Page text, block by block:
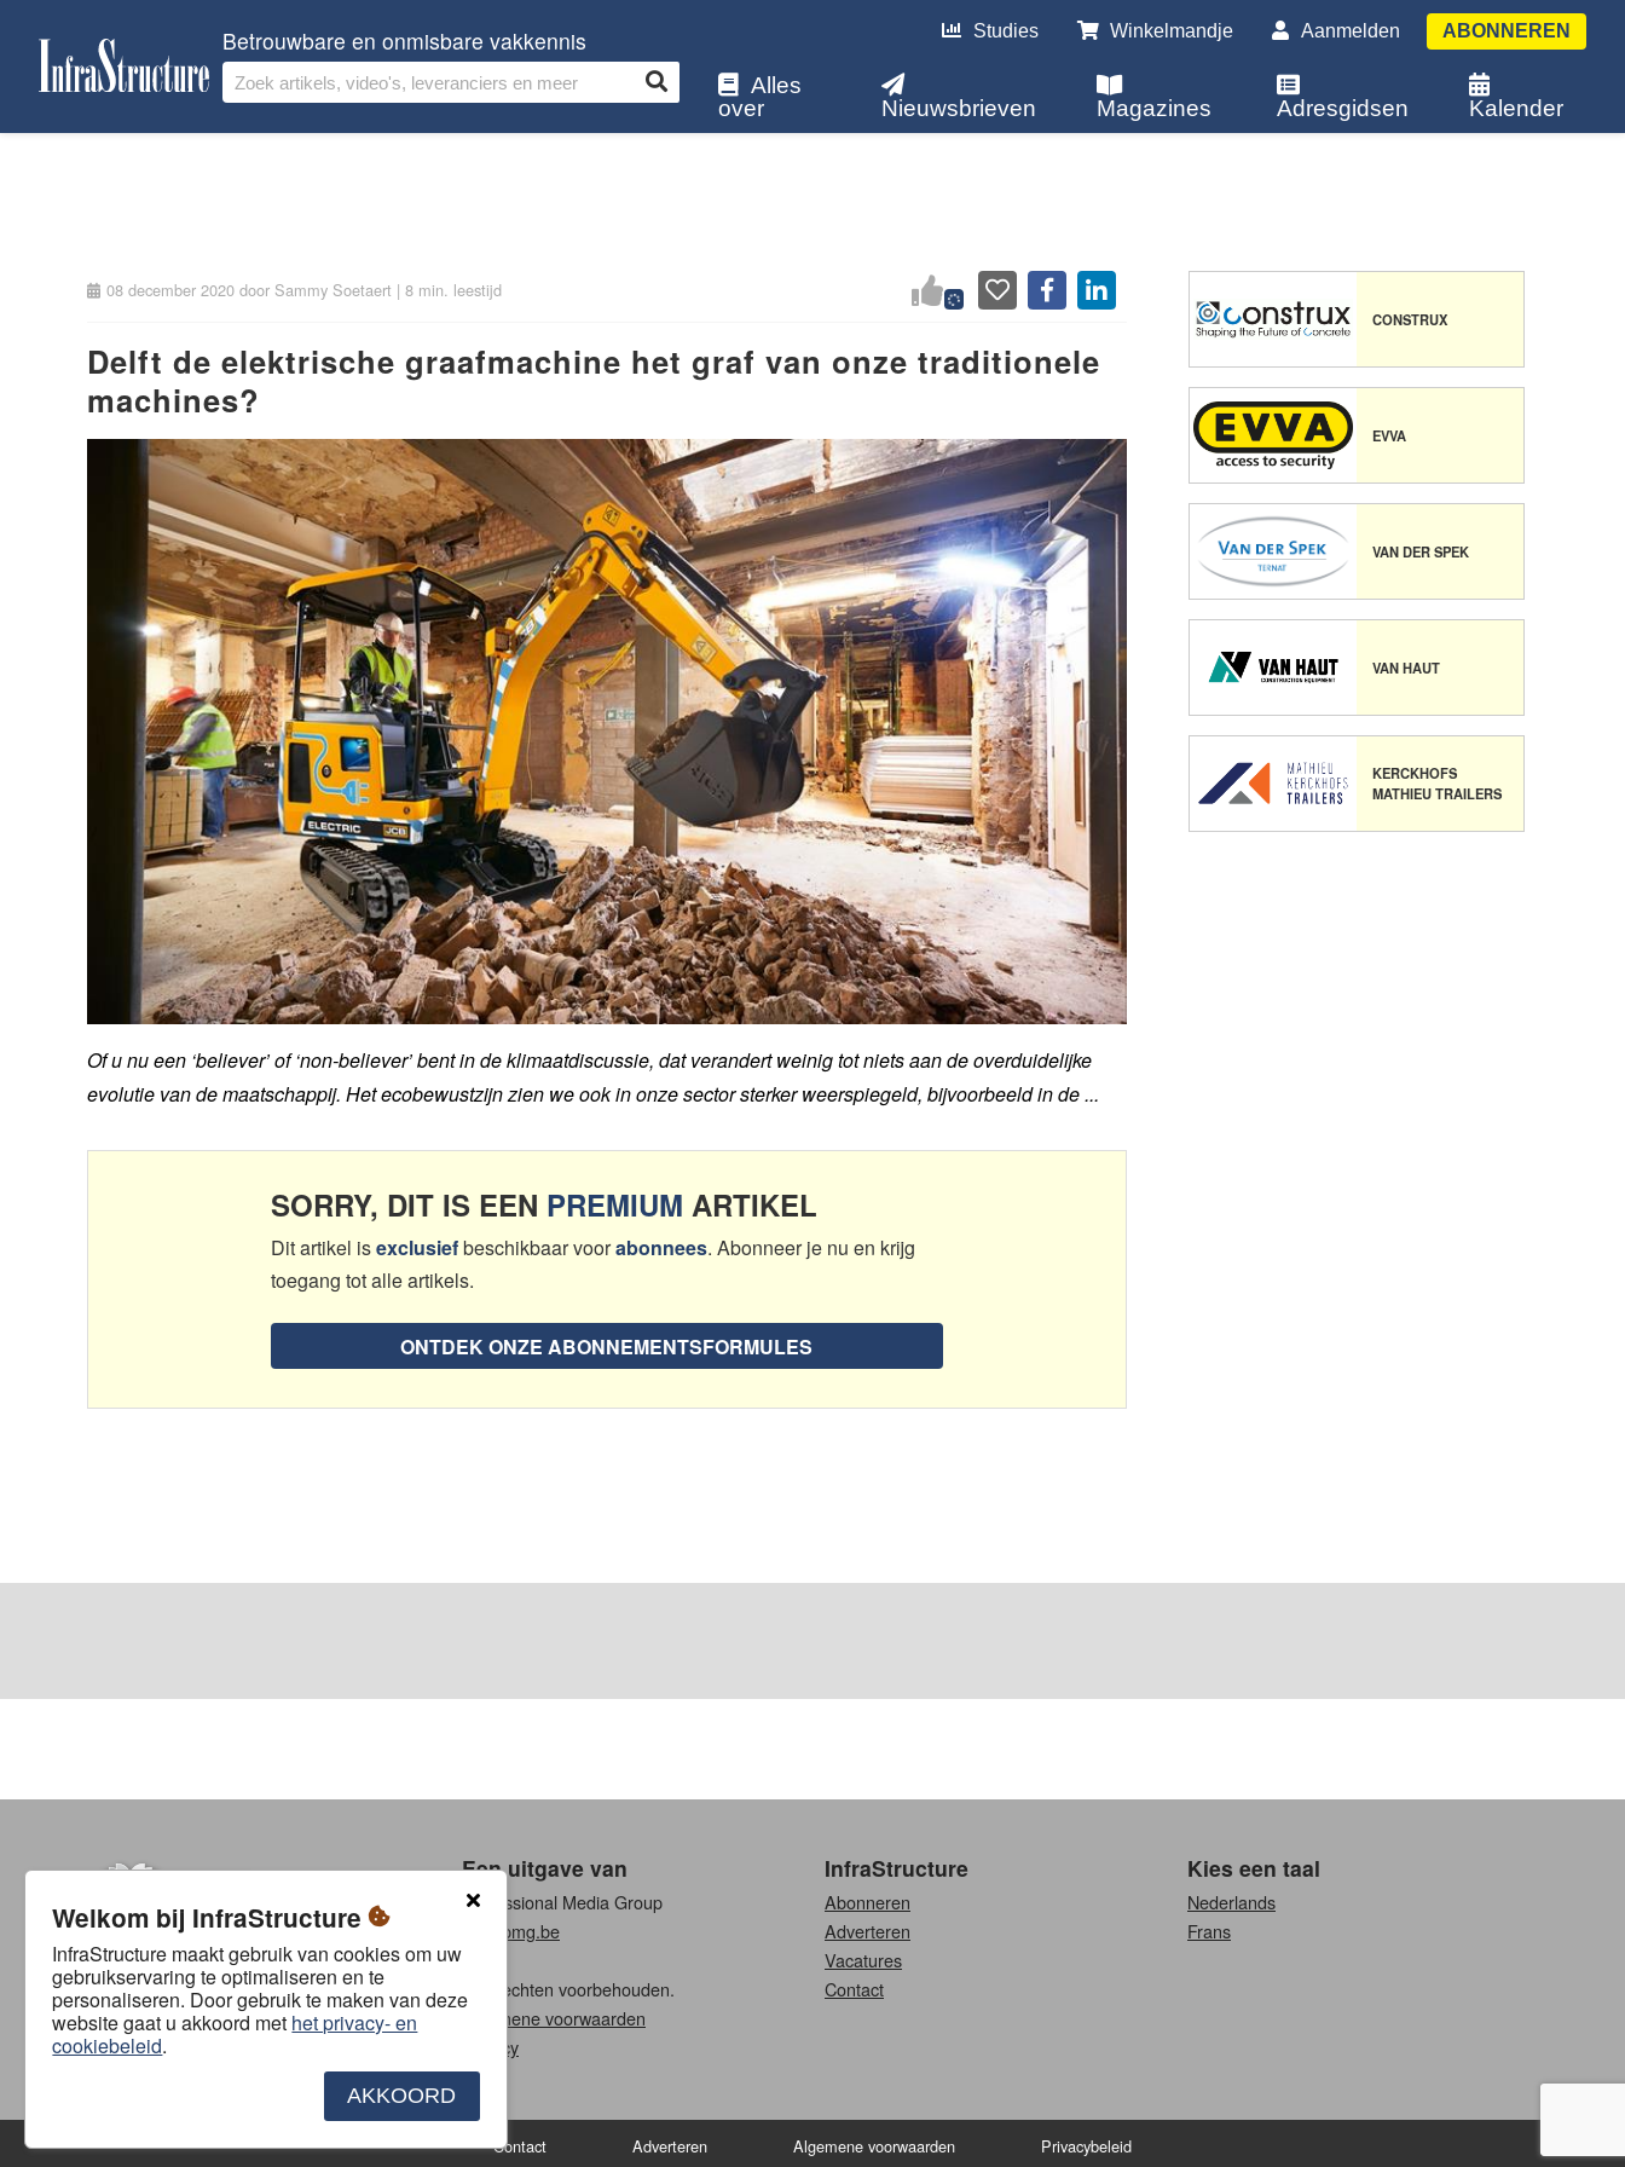
Betrouwbare en onmisbare vakkennis Studies Winkelmandje Aanmelden ABONNEREN
Alles
over
Nieuwsbrieven Magazines Adresgidsen Kalender
08 december 2020 door Sammy Soetaert | 8 min. leestijd
Delft de elektrische graafmachine het graf van onze traditionele
machines?
Of u nu een ‘believer’ of ‘non-believer’ bent in de klimaatdiscussie, dat verandert weinig tot niets aan de overduidelijke
evolutie van de maatschappij. Het ecobewustzijn zien we ook in onze sector sterker weerspiegeld, bijvoorbeeld in de ...
SORRY, DIT IS EEN PREMIUM ARTIKEL
Dit artikel isexclusiefbeschikbaar voorabonnees. Abonneer je nu en krijg
toegang tot alle artikels.
ONTDEK ONZE ABONNEMENTSFORMULES
CONSTRUX
EVVA
VAN DER SPEK
VAN HAUT
KERCKHOFS
MATHIEU TRAILERS
Een uitgave van
Professional Media Group
www.pmg.be
Alle rechten voorbehouden.
Algemene voorwaarden
Privacy
InfraStructure
Abonneren
Adverteren
Vacatures
Contact
Kies een taal
Nederlands
Frans
Contact Adverteren Algemene voorwaarden Privacybeleid
Welkom bij InfraStructure
InfraStructure maakt gebruik van cookies om uw
gebruikservaring te optimaliseren en te
personaliseren. Door gebruik te maken van deze
website gaat u akkoord met het privacy- en
cookiebeleid.
AKKOORD